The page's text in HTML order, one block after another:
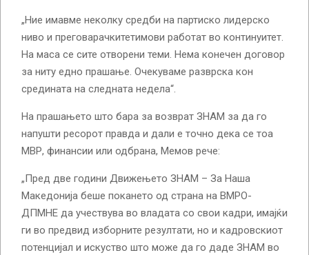
„Ние имавме неколку средби на партиско лидерско
ниво и преговарачкитетимови работат во континуитет.
На маса се сите отворени теми. Нема конечен договор
за ниту едно прашање. Очекуваме разврска кон
средината на следната недела“.
На прашањето што бара за возврат ЗНАМ за да го
напушти ресорот правда и дали е точно дека се тоа
МВР, финансии или одбрана, Мемов рече:
„Пред две години Движењето ЗНАМ – За Наша
Македонија беше покането од страна на ВМРО-
ДПМНЕ да учествува во владата со свои кадри, имајќи
ги во предвид изборните резултати, но и кадровскиот
потенцијал и искуство што може да го даде ЗНАМ во